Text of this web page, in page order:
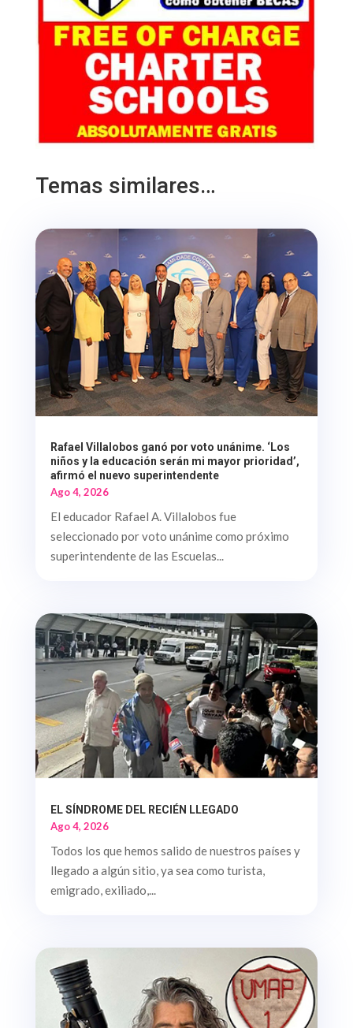
Temas similares…
Rafael Villalobos ganó por voto unánime. ‘Los
niños y la educación serán mi mayor prioridad’,
afirmó el nuevo superintendente
Ago 4, 2026
El educador Rafael A. Villalobos fue
seleccionado por voto unánime como próximo
superintendente de las Escuelas...
EL SÍNDROME DEL RECIÉN LLEGADO
Ago 4, 2026
Todos los que hemos salido de nuestros países y
llegado a algún sitio, ya sea como turista,
emigrado, exiliado,...